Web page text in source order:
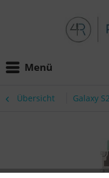
Menü
Übersicht Galaxy